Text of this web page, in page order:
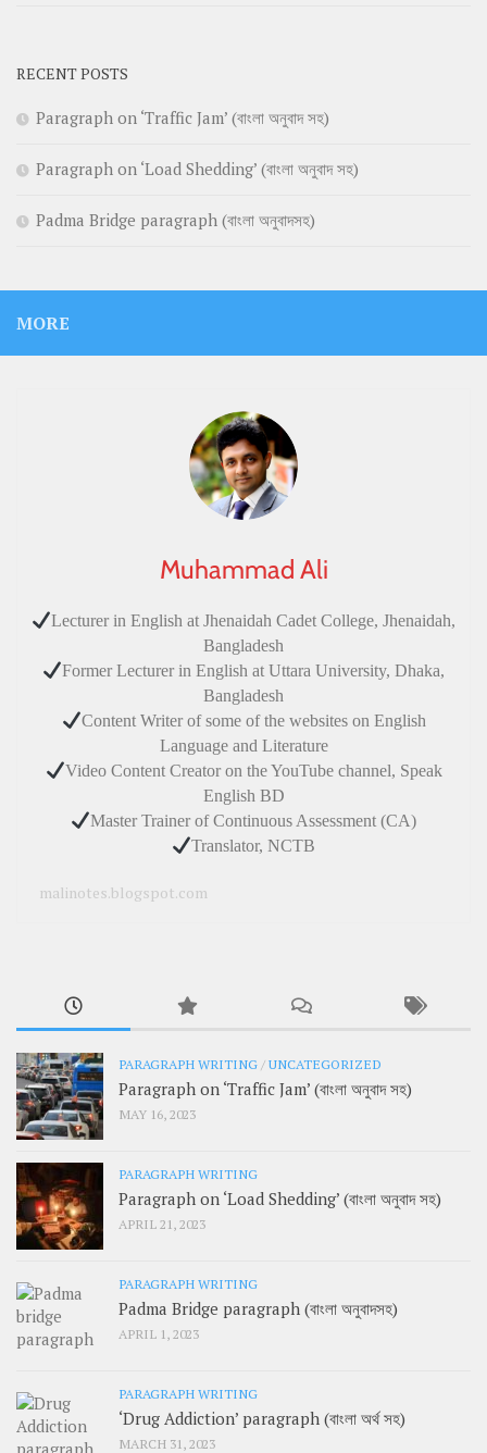
RECENT POSTS
Paragraph on ‘Traffic Jam’ (বাংলা অনুবাদ সহ)
Paragraph on ‘Load Shedding’ (বাংলা অনুবাদ সহ)
Padma Bridge paragraph (বাংলা অনুবাদসহ)
MORE
Muhammad Ali
Lecturer in English at Jhenaidah Cadet College, Jhenaidah,
Bangladesh
Former Lecturer in English at Uttara University, Dhaka,
Bangladesh
Content Writer of some of the websites on English
Language and Literature
Video Content Creator on the YouTube channel, Speak
English BD
Master Trainer of Continuous Assessment (CA)
Translator, NCTB
malinotes.blogspot.com
PARAGRAPH WRITING /UNCATEGORIZED
Paragraph on ‘Traffic Jam’ (বাংলা অনুবাদ সহ)
MAY 16, 2023
PARAGRAPH WRITING
Paragraph on ‘Load Shedding’ (বাংলা অনুবাদ সহ)
APRIL 21, 2023
PARAGRAPH WRITING
Padma Bridge paragraph (বাংলা অনুবাদসহ)
APRIL 1, 2023
PARAGRAPH WRITING
‘Drug Addiction’ paragraph (বাংলা অর্থ সহ)
MARCH 31, 2023